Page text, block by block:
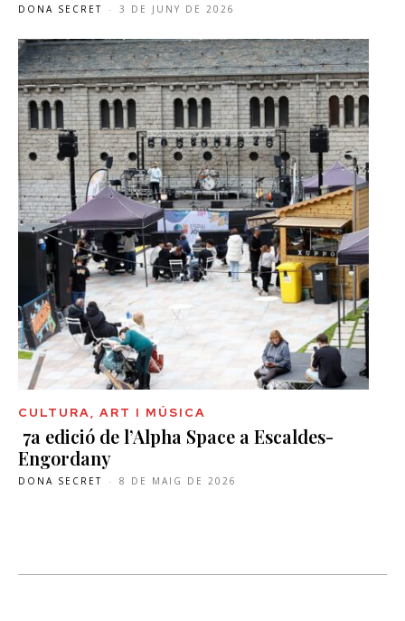
DONA SECRET - 3 DE JUNY DE 2026
CULTURA, ART I MÚSICA
7a edició de l’Alpha Space a Escaldes-
Engordany
DONA SECRET - 8 DE MAIG DE 2026